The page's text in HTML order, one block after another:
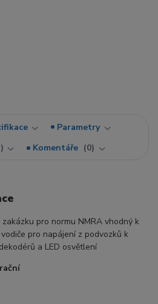
Parametry
Komentáře 0
pro normu NMRA vhodný k
pro napájení z podvozků k
a LED osvětlení